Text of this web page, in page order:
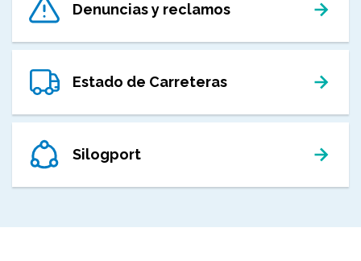
Denuncias y reclamos
Estado de Carreteras
Silogport